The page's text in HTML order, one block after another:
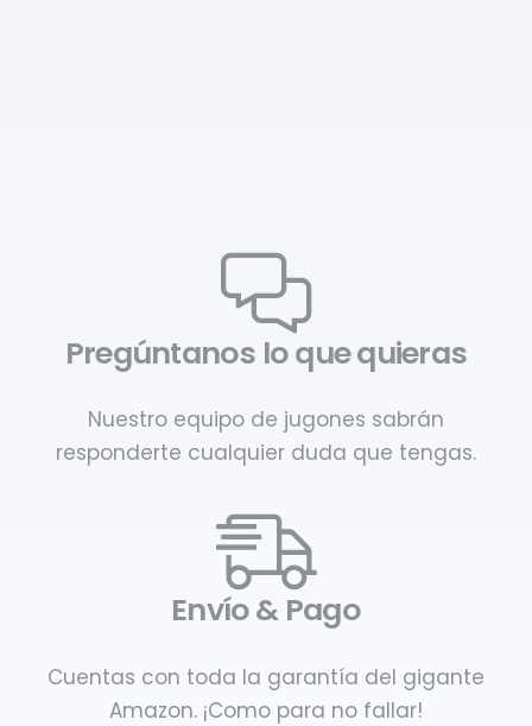
Pregúntanos lo que quieras
Nuestro equipo de jugones sabrán
responderte cualquier duda que tengas.
Envío & Pago
Cuentas con toda la garantía del gigante
Amazon. ¡Como para no fallar!